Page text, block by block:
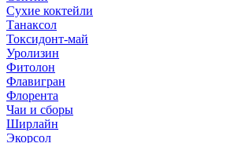
Сухие коктейли
Танаксол
Токсидонт-май
Уролизин
Фитолон
Флавигран
Флорента
Чаи и сборы
Ширлайн
Экорсол